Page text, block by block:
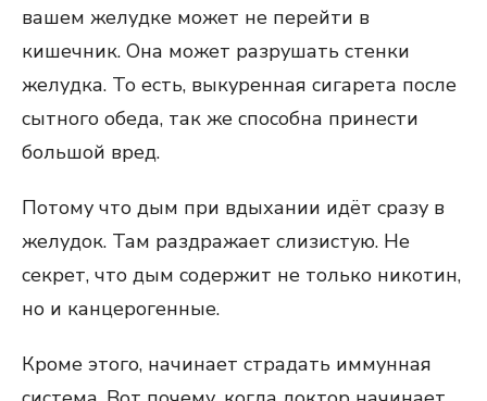
вашем желудке может не перейти в
кишечник. Она может разрушать стенки
желудка. То есть, выкуренная сигарета после
сытного обеда, так же способна принести
большой вред.
Потому что дым при вдыхании идёт сразу в
желудок. Там раздражает слизистую. Не
секрет, что дым содержит не только никотин,
но и канцерогенные.
Кроме этого, начинает страдать иммунная